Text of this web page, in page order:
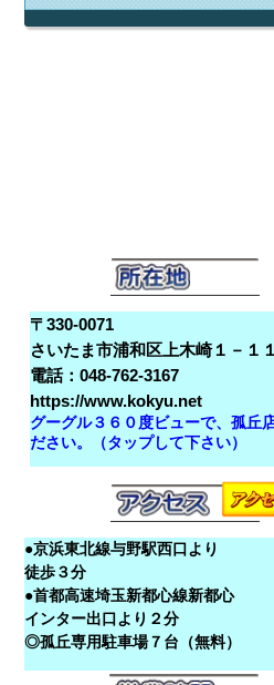
●京浜東北線与野駅西口より
徒歩３分
●首都高速埼玉新都心線新都心
インター出口より２分
◎孤丘専用駐車場７台（無料）
〒330-0071
さいたま市浦和区上木崎１－１
電話：048-762-3167
https://www.kokyu.net
グーグル３６０度ビューで、孤丘
ださい。（タップして下さい）